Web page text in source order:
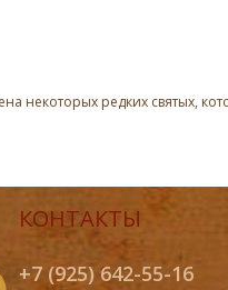
некоторых редких святых,
КОНТАКТЫ
+7 (925) 642-55-16